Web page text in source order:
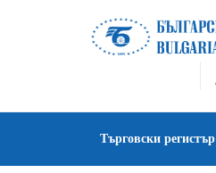
Търговски регистър